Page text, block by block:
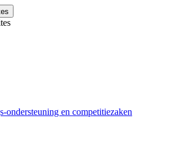
ondersteuning en competitiezaken